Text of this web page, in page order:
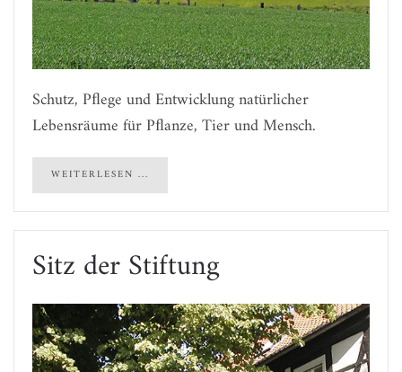
Schutz, Pﬂege und Entwicklung natürlicher
Lebensräume für Pﬂanze, Tier und Mensch.
WEITERLESEN ...
Sitz der Stiftung